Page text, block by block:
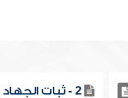
2 - ثبات الجهاد واستمراره